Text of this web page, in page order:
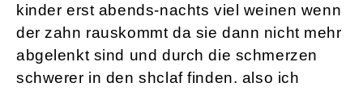
kinder erst abends-nachts viel weinen wenn
der zahn rauskommt da sie dann nicht mehr
abgelenkt sind und durch die schmerzen
schwerer in den shclaf finden. also ich